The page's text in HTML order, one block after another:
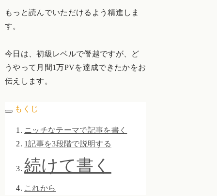
もっと読んでいただけるよう精進しま
す。
今日は、初級レベルで僭越ですが、ど
うやって月間1万PVを達成できたかをお
伝えします。
もくじ
ニッチなテーマで記事を書く
1記事を3段階で説明する
続けて書く
これから